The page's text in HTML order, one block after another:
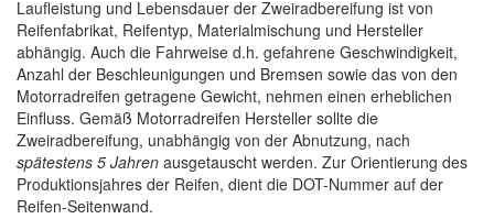
Laufleistung und Lebensdauer der Zweiradbereifung ist von
Reifenfabrikat, Reifentyp, Materialmischung und Hersteller
abhängig. Auch die Fahrweise d.h. gefahrene Geschwindigkeit,
Anzahl der Beschleunigungen und Bremsen sowie das von den
Motorradreifen getragene Gewicht, nehmen einen erheblichen
Einfluss. Gemäß Motorradreifen Hersteller sollte die
Zweiradbereifung, unabhängig von der Abnutzung, nach
spätestens 5 Jahren ausgetauscht werden. Zur Orientierung des
Produktionsjahres der Reifen, dient die DOT-Nummer auf der
Reifen-Seitenwand.